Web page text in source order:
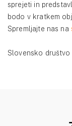
sprejeti in
bodo v kratkem
Spremljajte nas na
Slovensko društvo